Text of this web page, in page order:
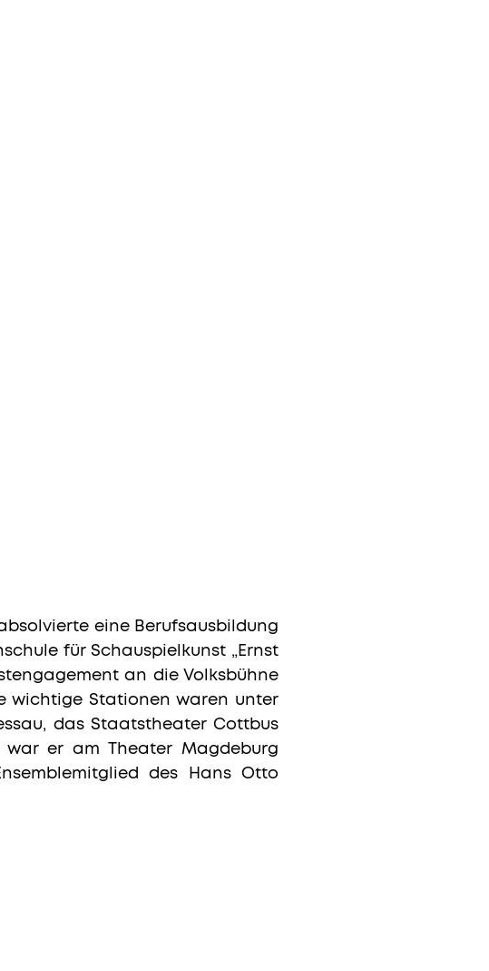
eine Berufsausbildung
für Schauspielkunst „Ernst
an die Volksbühne
wichtige Stationen waren unter
das Staatstheater Cottbus
er am Theater Magdeburg
des Hans Otto